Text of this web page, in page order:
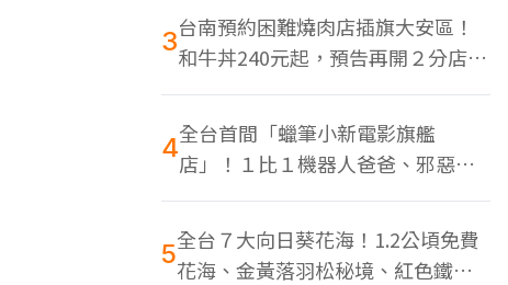
3台南預約困難燒肉店插旗大安區！
和牛丼240元起，預告再開２分店、
地點曝光
4全台首間「蠟筆小新電影旗艦
店」！１比１機器人爸爸、邪惡正
男，百款周邊買翻
5全台７大向日葵花海！1.2公頃免費
花海、金黃落羽松秘境、紅色鐵橋